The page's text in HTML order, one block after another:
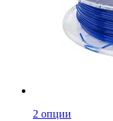
2 опции